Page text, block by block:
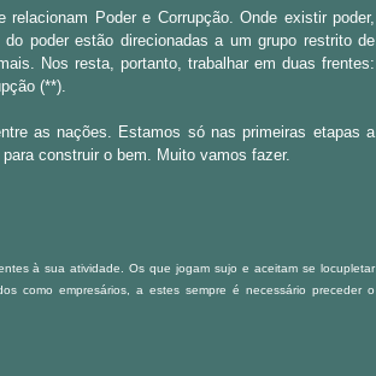
Poder e Corrupção. Onde existir poder,
poder estão direcionadas a um grupo restrito de
Nos resta, portanto, trabalhar em duas frentes:
(**).
as nações. Estamos só nas primeiras etapas a
construir o bem. Muito vamos fazer.
à sua atividade. Os que jogam sujo e aceitam se locupletar
como empresários, a estes sempre é necessário preceder o